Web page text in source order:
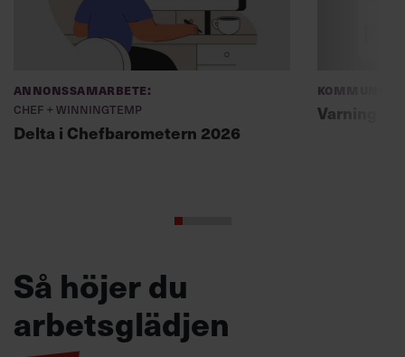
Annonssamarbete:
Chef + Winningtemp
Delta i Chefbarometern 2026
Varning
Så höjer du
arbetsglädjen